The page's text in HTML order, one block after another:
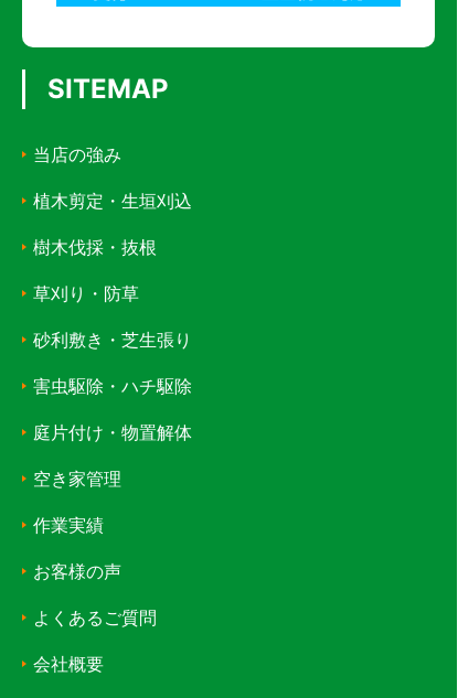
SITEMAP
当店の強み
植木剪定・生垣刈込
樹木伐採・抜根
草刈り・防草
砂利敷き・芝生張り
害虫駆除・ハチ駆除
庭片付け・物置解体
空き家管理
作業実績
お客様の声
よくあるご質問
会社概要